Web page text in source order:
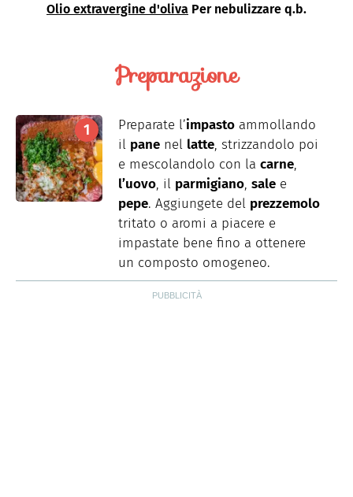
Olio extravergine d'oliva Per nebulizzare q.b.
Preparazione
Preparate l’impasto ammollando
il pane nel latte, strizzandolo poi
e mescolandolo con la carne,
l’uovo, il parmigiano, sale e
pepe. Aggiungete del prezzemolo
tritato o aromi a piacere e
impastate bene fino a ottenere
un composto omogeneo.